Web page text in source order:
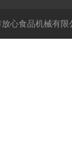
心食品机械有限